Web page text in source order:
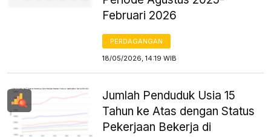
Februari 2026
PERDAGANGAN
18/05/2026, 14:19 WIB
Jumlah Penduduk Usia 15
Tahun ke Atas dengan Status
Pekerjaan Bekerja di